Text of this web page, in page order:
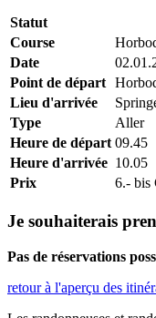
Statut
Course
Date
Point de départ
Lieu d'arrivée
Type
Aller
Heure de départ 09.45
Heure d'arrivée 10.05
Prix
6.- bis
Je souhaiterais
Pas de réservations
retour à l'aperçu des